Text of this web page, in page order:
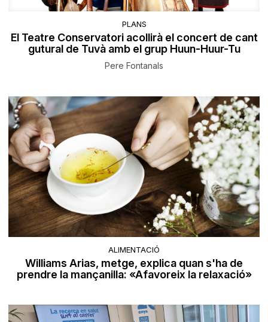
PLANS
El Teatre Conservatori acollirà el concert de cant
gutural de Tuvà amb el grup Huun-Huur-Tu
Pere Fontanals
ALIMENTACIÓ
Williams Arias, metge, explica quan s'ha de
prendre la mançanilla: «Afavoreix la relaxació»